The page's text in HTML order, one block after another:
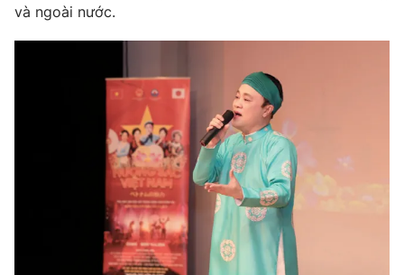
® Cấm sao chép dưới mọi hình thức nếu không có sự chấp
thuận bằng văn bản. Ghi rõ nguồn VTV.vn khi phát hành lại
thông tin từ website này.
và ngoài nước.